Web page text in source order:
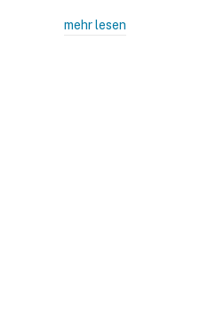
mehr lesen